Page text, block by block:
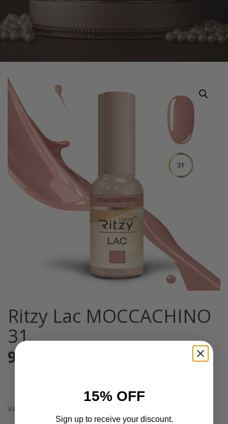
Home Ritzy Lac MOCCACHINO 31
Ritzy Lac MOCCACHINO
31
9,68
Varasto loppu
15% OFF
Sign up to receive your discount.